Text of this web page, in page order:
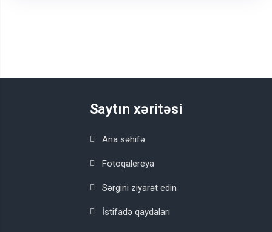
Saytın xəritəsi
Ana səhifə
Fotoqalereya
Sərgini ziyarət edin
İstifadə qaydaları